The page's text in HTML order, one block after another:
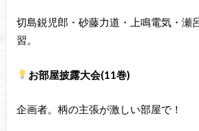
切島鋭児郎・砂藤力道・上鳴電気・瀬
習。
お部屋披露大会(11巻)
企画者。柄の主張が激しい部屋で！